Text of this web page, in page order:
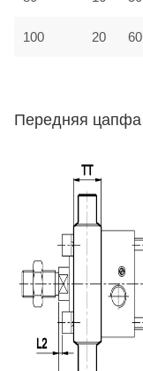
100 20 60
Передняя цапфа